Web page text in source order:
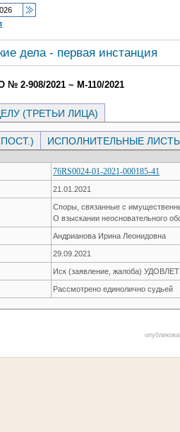
дела - первая инстанция
№ 2-908/2021 ~ М-110/2021
(ТРЕТЬИ ЛИЦА)
ИСПОЛНИТЕЛЬНЫЕ
76RS0024-01-2021-000185-41
21.01.2021
Споры, связанные с
О взыскании неосновательного
Андрианова Ирина Леонидовна
29.09.2021
Иск (заявление, жалоба)
Рассмотрено единолично судьей